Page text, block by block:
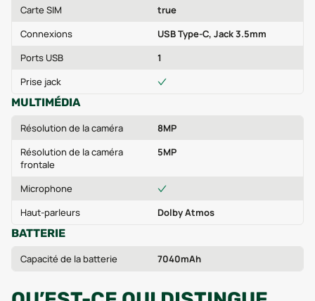
Carte SIM
true
Connexions
USB Type-C, Jack 3.5mm
Ports USB
1
Prise jack
MULTIMÉDIA
Résolution de la caméra
8MP
Résolution de la caméra
frontale
5MP
Microphone
Haut-parleurs
Dolby Atmos
BATTERIE
Capacité de la batterie 7040mAh